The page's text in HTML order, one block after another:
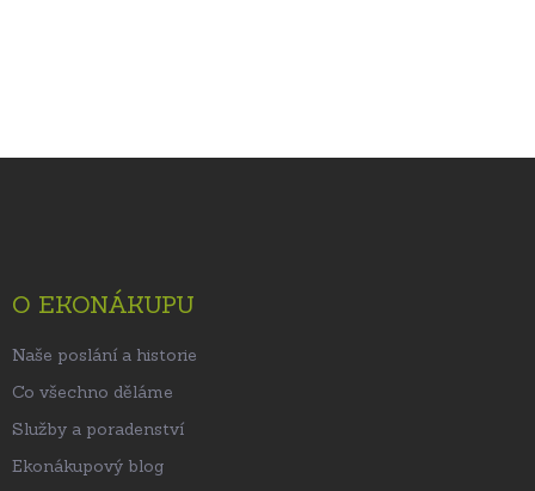
O EKONÁKUPU
Naše poslání a historie
Co všechno děláme
Služby a poradenství
Ekonákupový blog